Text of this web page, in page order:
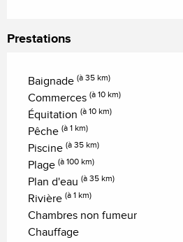
Prestations
Baignade (à 35 km)
Commerces (à 10 km)
Équitation (à 10 km)
Pêche (à 1 km)
Piscine (à 35 km)
Plage (à 100 km)
Plan d'eau (à 35 km)
Rivière (à 1 km)
Chambres non fumeur
Chauffage